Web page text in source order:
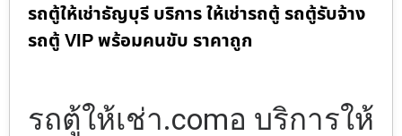
รถตู้ให้เช่าธัญบุรี บริการ ให้เช่ารถตู้ รถตู้รับจ้าง
รถตู้ VIP พร้อมคนขับ ราคาถูก
รถตู้ให้เช่า.comอ บริการให้